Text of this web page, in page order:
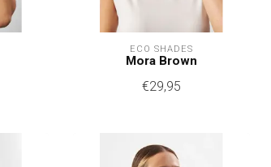
ECO SHADES
Mora Brown
€29,95